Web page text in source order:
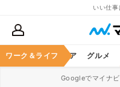
いい仕
ワーク＆ライフ
暮らし ヘルスケア グルメ
Googleでマイナ